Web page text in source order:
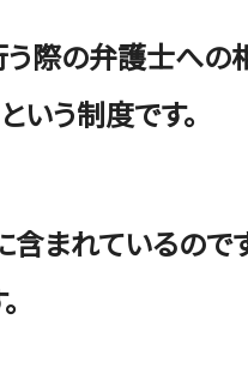
際の弁護士への
う制度です。
まれているので